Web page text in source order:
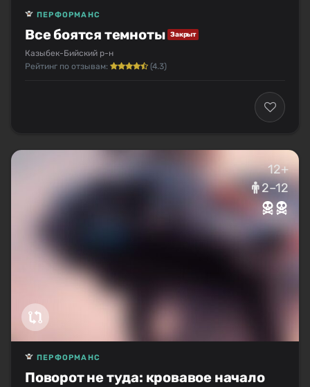
Все боятся темноты Закрыт
ПЕРФОРМАНС
Казыбек-Бийский р-н
Рейтинг по отзывам:
(4.3)
12+
2–12
Поворот не туда: кровавое начало
ПЕРФОРМАНС